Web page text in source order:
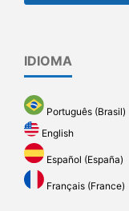
IDIOMA
Português (Brasil)
English
Español (España)
Français (France)